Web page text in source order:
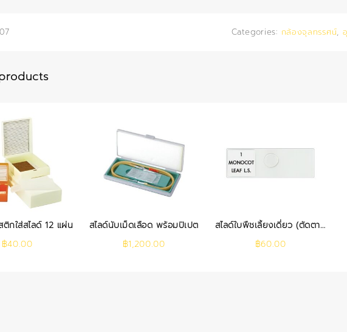
Categories: กล้องจุลทรรศน์,
กใส่สไลด์ 12 แผ่น
฿40.00
สไลด์นับเม็ดเลือด พร้อมปิเปต
฿1,200.00
สไลด์ใบพืชเลี้ยงเดี่ยว (ตัดตาม
ยาว)
฿60.00